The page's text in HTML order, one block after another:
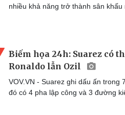
nhiều khả năng trở thành sân khấu
Biếm họa 24h: Suarez có
Ronaldo lẫn Ozil
VOV.VN - Suarez ghi dấu ấn
đó có 4 pha lập công và 3 đường